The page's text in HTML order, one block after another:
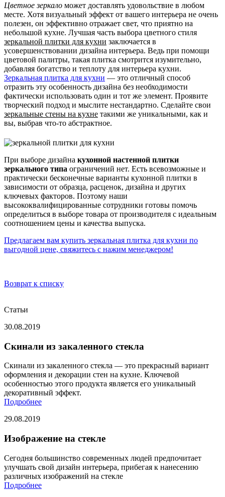
Цветное зеркало может доставлять удовольствие в любом
месте. Хотя визуальный эффект от вашего интерьера не очень
полезен, он эффективно отражает свет, что приятно на
небольшой кухне. Лучшая часть выбора цветного стиля
зеркальной плитки для кухни заключается в
усовершенствовании дизайна интерьера. Ведь при помощи
цветовой палитры, такая плитка смотрится изумительно,
добавляя богатство и теплоту для интерьера кухни.
Зеркальная плитка для кухни — это отличный способ
отразить эту особенность дизайна без необходимости
фактически использовать один и тот же элемент. Проявите
творческий подход и мыслите нестандартно. Сделайте свои
зеркальные стены на кухне такими же уникальными, как и
вы, выбрав что-то абстрактное.
При выборе дизайна кухонной настенной плитки
зеркального типа ограничений нет. Есть всевозможные и
практически бесконечные варианты кухонной плитки в
зависимости от образца, расценок, дизайна и других
ключевых факторов. Поэтому наши
высококвалифицированные сотрудники готовы помочь
определиться в выборе товара от производителя с идеальным
соотношением цены и качества выпуска.
Предлагаем вам купить зеркальная плитка для кухни по
выгодной цене, свяжитесь с нажим менеджером!
Возврат к списку
Статьи
30.08.2019
Скинали из закаленного стекла
Скинали из закаленного стекла — это прекрасный вариант
оформления и декорации стен на кухне. Ключевой
особенностью этого продукта является его уникальный
декоративный эффект.
Подробнее
29.08.2019
Изображение на стекле
Сегодня большинство современных людей предпочитает
улучшать свой дизайн интерьера, прибегая к нанесению
различных изображений на стекле
Подробнее